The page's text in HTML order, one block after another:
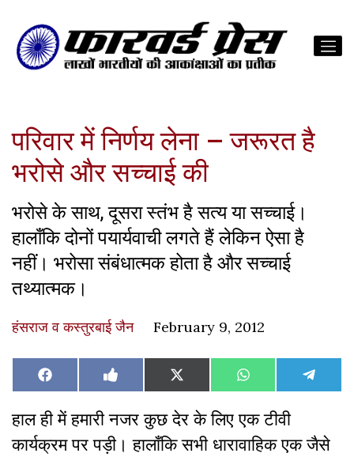
परिवार में निर्णय लेना – जरूरत है
भरोसे और सच्चाई की
भरोसे के साथ, दूसरा स्तंभ है सत्य या सच्चाई।
हालाँकि दोनों पयार्यवाची लगते हैं लेकिन ऐसा है
नहीं। भरोसा संबंधात्मक होता है और सच्चाई
तथ्यात्मक।
हंसराज व कस्तुरबाई जैन February 9, 2012
Share
on
Facebook Share
on
Like
on
Share
on
X
(Twitter)
Share
on
WhatsAppShare
on
हाल ही में हमारी नजर कुछ देर के लिए एक टीवी
कार्यक्रम पर पड़ी। हालाँकि सभी धारावाहिक एक जैसे